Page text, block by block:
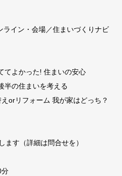
ライン・会場／住まいづくりナビ
よかった! 住まいの安心
の住まいを考える
orリフォーム 我が家はどっち？
す（詳細は問合せを）
分